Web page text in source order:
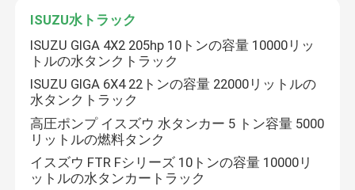
ISUZU コンクリートミキサートラック
ISUZU 燃料タンカー
ISUZU水トラック
ISUZU水トラック
ISUZU GIGA 4X2 205hp 10トンの容量 10000リッ
トルの水タンクトラック
ISUZU GIGA 6X4 22トンの容量 22000リットルの
水タンクトラック
高圧ポンプ イスズウ 水タンカー 5 トン容量 5000
リットルの燃料タンク
イスズウ FTR Fシリーズ 10トンの容量 10000リ
ットルの水タンカートラック